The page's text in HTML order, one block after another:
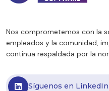
Nos comprometemos con la
empleados y la comunidad,
continua respaldada por la
Síguenos en LinkedIn